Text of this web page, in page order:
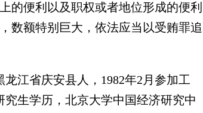
的便利以及职权或者地位形成的便利
数额特别巨大，依法应当以受贿罪追
江省庆安县人，1982年2月参加工
生学历，北京大学中国经济研究中